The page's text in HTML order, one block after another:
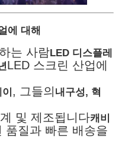
에 대해
는 사람LED 디스플레
LED 스크린 산업에
, 그들의 내구성, 혁
및 제조됩니다캐비
품질과 빠른 배송을